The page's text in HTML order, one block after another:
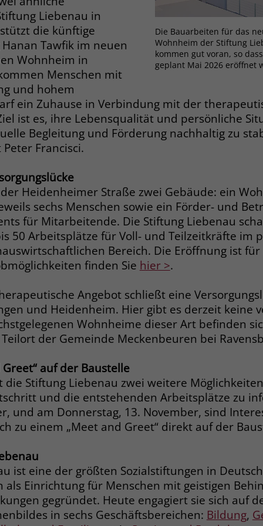
Die Bauarbeiten für das
Wohnheim der Stiftung
kommen gut voran, so
geplant Mai 2026 eröffnet
Liebenau in
die künftige
Tawfik im neuen
Wohnheim in
Menschen mit
und hohem
ein Zuhause in Verbindung mit der
ist es, ihre Lebensqualität und persönliche
Begleitung und Förderung nachhaltig zu
Francisci.
Heidenheimer Straße zwei Gebäude: ein
sechs Menschen sowie ein Förder- und
für Mitarbeitende. Die Stiftung Liebenau
50 Arbeitsplätze für Voll- und Teilzeitkräfte im
Bereich. Die Eröffnung ist
finden Sie hier >.
Angebot schließt eine
und Heidenheim. Hier gibt es derzeit keine
Wohnheime dieser Art befinden
der Gemeinde Meckenbeuren bei
auf der Baustelle
die Stiftung Liebenau zwei weitere
und die entstehenden Arbeitsplätze zu
und am Donnerstag, 13. November, sind
zu einem „Meet and Greet“ direkt auf der
ist eine der größten Sozialstiftungen in
als Einrichtung für Menschen mit geistigen
gegründet. Heute engagiert sie sich auf
in sechs Geschäftsbereichen: Bildung,
Name PHPSESSID
Anbieter stiftung-liebenau.de
Laufzeit Session
Zweck
Seitenanfragen bei.
Name cookie_optin
Laufzeit 1 Monat
Zweck
Behält die Zustimmung des Benutzers zum
Cookie Opt-In
Name __cf_bm
Anbieter .fonts.net
Laufzeit 30 Minuten
This cookie, set by Cloudflare, is used to
Name JSessionID
Anbieter jobs.stiftung-liebenau.de
Zweck
Behält die Zustände des Benutzers bei allen
Seitenanfragen bei.
Zweck
dass Aktionen, die bei späteren Besuchen
derselben Website durchgeführt werden, mit
derselben Benutzerkennung verknüpft
werden.
Name
Anbieter www.clarity.ms
Laufzeit 1 Jahr
Zweck
Seitenaufrufe eines Benutzers zu speichern
und in einer einzigen Sitzungsaufzeichnung
zusammenzufassen.
Name _gcl_au
Anbieter Google Ads
Laufzeit 90 Tage
Zweck Enthält eine zufallsgenerierte User-ID.
Anbieter Google Ads
Laufzeit 90 Tage
Zweck
Dieses Cookie wird gesetzt, wenn ein User
enthält Informationen darüber, welche
Werbeanzeige geklickt wurde, sodass erzielte
Erfolge wie z.B. Bestellungen oder
Kontaktanfragen der Anzeige zugewiesen
werden können.